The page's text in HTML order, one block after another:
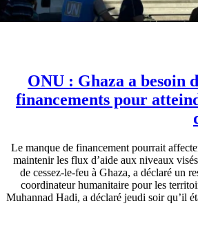
ONU : Ghaza a besoin
financements pour
Le manque de financement pourrait
maintenir les flux d’aide aux niveaux
de cessez-le-feu à Ghaza, a déclaré un
coordinateur humanitaire pour les
Muhannad Hadi, a déclaré jeudi soir qu’il